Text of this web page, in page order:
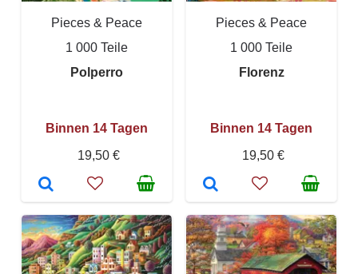
Pieces & Peace
1 000 Teile
Polperro
Binnen 14 Tagen
19,50 €
Pieces & Peace
1 000 Teile
Florenz
Binnen 14 Tagen
19,50 €